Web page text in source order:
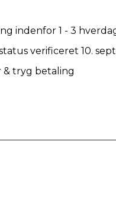
indenfor 1 - 3
verificeret 10.
& tryg betaling